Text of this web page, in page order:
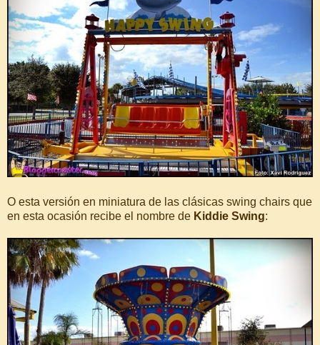
O esta versión en miniatura de las clásicas swing chairs que
en esta ocasión recibe el nombre de Kiddie Swing: